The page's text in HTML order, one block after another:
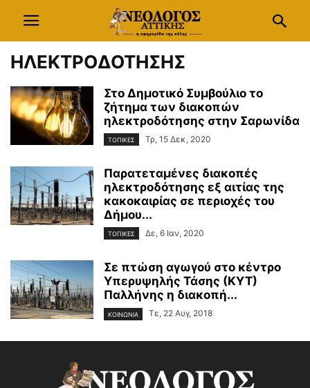
ΗΛΕΚΤΡΟΔΟΤΗΣΗΣ
Στο Δημοτικό Συμβούλιο το
ζήτημα των διακοπών
ηλεκτροδότησης στην Σαρωνίδα
ΤΟΠΙΚΕΣ Τρ, 15 Δεκ, 2020
Παρατεταμένες διακοπές
ηλεκτροδότησης εξ αιτίας της
κακοκαιρίας σε περιοχές του
Δήμου...
ΤΟΠΙΚΕΣ Δε, 6 Ιαν, 2020
Σε πτώση αγωγού στο κέντρο
Υπερυψηλής Τάσης (ΚΥΤ)
Παλλήνης η διακοπή...
ΚΟΙΝΩΝΙΑ Τε, 22 Αυγ, 2018